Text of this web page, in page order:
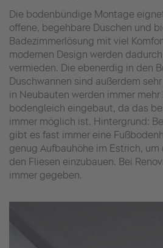
Die bodenbündige Montage
offene, begehbare Duschen und
Badezimmerlösung mit viel
modernen Design werden
vermieden. Die ebenerdig in den
Duschwannen sind außerdem
in Neubauten werden immer mehr
bodengleich eingebaut, da das
immer möglich ist. Hintergrund:
gibt es fast immer eine
genug Aufbauhöhe im Estrich,
den Fliesen einzubauen. Bei
immer gegeben.